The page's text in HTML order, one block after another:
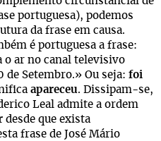
portuguesa), podemos
da frase em causa.
é portuguesa a frase:
o ar no canal televisivo
de Setembro.» Ou seja: foi
apareceu. Dissipam-se,
Leal admite a ordem
desde que exista
frase de José Mário